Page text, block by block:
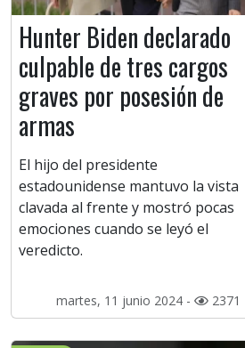
Hunter Biden declarado
culpable de tres cargos
graves por posesión de
armas
El hijo del presidente
estadounidense mantuvo la vista
clavada al frente y mostró pocas
emociones cuando se leyó el
veredicto.
martes, 11 junio 2024 - 2371